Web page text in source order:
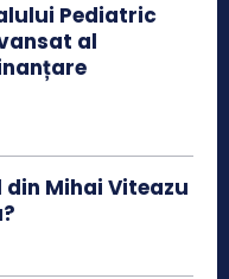
Pediatric
al
Mihai Viteazu